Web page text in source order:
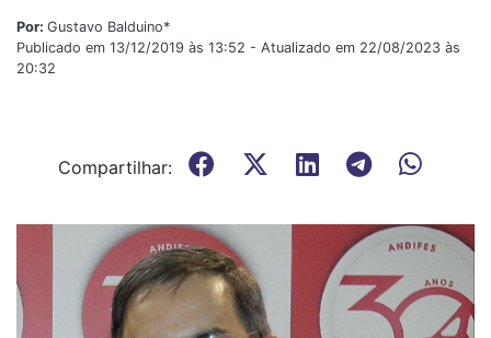
Por: Gustavo Balduino*
Publicado em 13/12/2019 às 13:52 - Atualizado em 22/08/2023 às
20:32
Compartilhar: